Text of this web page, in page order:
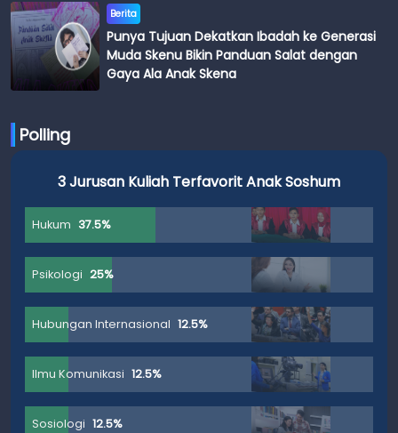
Berita
Punya Tujuan Dekatkan Ibadah ke Generasi
Muda Skenu Bikin Panduan Salat dengan
Gaya Ala Anak Skena
Polling
3 Jurusan Kuliah Terfavorit Anak Soshum
Hukum 37.5%
Psikologi 25%
Hubungan Internasional 12.5%
Ilmu Komunikasi 12.5%
Sosiologi 12.5%